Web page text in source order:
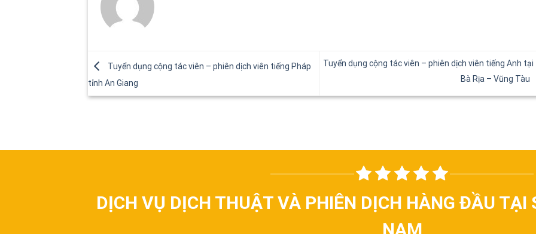
Tuyển dụng cộng tác viên – phiên dịch viên tiếng Pháp
tỉnh An Giang
Tuyển dụng cộng tác viên – phiên dịch viên tiếng Anh tại
Bà Rịa – Vũng Tàu
DỊCH VỤ DỊCH THUẬT VÀ PHIÊN DỊCH HÀNG ĐẦU TẠI
NAM